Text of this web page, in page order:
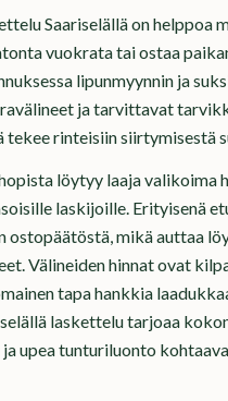
Saariselällä on helppoa
vuokrata tai ostaa
lipunmyynnin ja
ja tarvittavat
tekee rinteisiin siirtymisestä
löytyy laaja
laskijoille. Erityisenä
ostopäätöstä, mikä auttaa
Välineiden hinnat ovat
tapa hankkia
laskettelu tarjoaa
ja upea tunturiluonto